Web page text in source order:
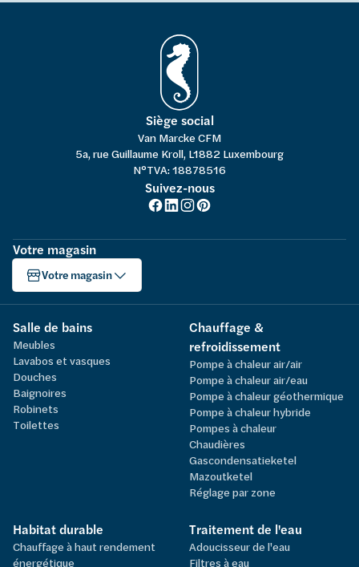
Siège social
Van Marcke CFM
5a, rue Guillaume Kroll, L1882 Luxembourg
N°TVA: 18878516
Suivez-nous
Votre magasin
Votre magasin
Salle de bains
Meubles
Lavabos et vasques
Douches
Baignoires
Robinets
Toilettes
Chauffage &
refroidissement
Pompe à chaleur air/air
Pompe à chaleur air/eau
Pompe à chaleur géothermique
Pompe à chaleur hybride
Pompes à chaleur
Chaudières
Gascondensatieketel
Mazoutketel
Réglage par zone
Habitat durable
Chauffage à haut rendement
énergétique
Traitement de l'eau
Adoucisseur de l'eau
Filtres à eau